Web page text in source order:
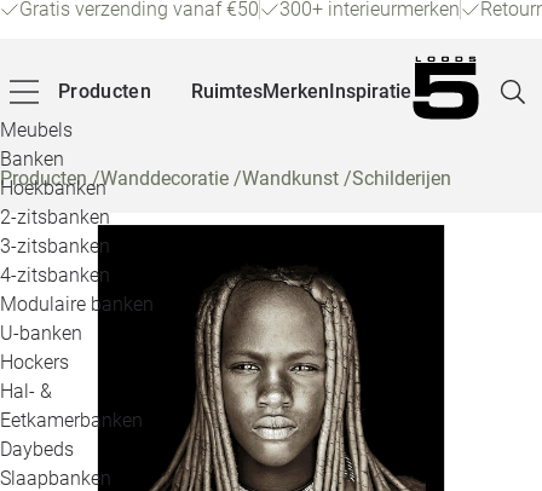
Gratis verzending vanaf €50 300+ interieurmerken
Producten
Meubels
Banken
Hoekbanken
2-zitsbanken
3-zitsbanken
4-zitsbanken
Modulaire banken
U-banken
Hockers
Hal- &
Eetkamerbanken
Daybeds
Slaapbanken
RuimtesMerkenInspiratie
Producten/Wanddecoratie /Wandkunst /Schilderijen